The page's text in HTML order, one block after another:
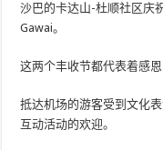
沙巴的卡达山-杜顺社区庆
Gawai。
这两个丰收节都代表着感
抵达机场的游客受到文化
互动活动的欢迎。